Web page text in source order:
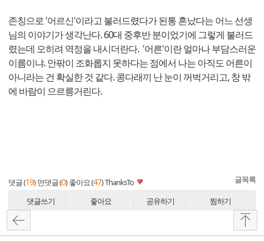
존칭으로 '어르신'이라고 불러드렸다가 된통 혼났다는 어느 선생
님의 이야기가 생각난다. 60대 중후반 분이었기에 그렇게 불러드
렸는데 오히려 역정을 내시더란다. '어른'이란 얼마나 부담스러운
이름이냐. 안팎이 조화롭지 못하다는 점에서 나는 아직도 어른이
아니라는 건 확실한 것 같다. 콩다래끼 난 눈이 꺼벅거리고, 창 밖
에 바람이 으르릉거린다.
댓글 (19) 먼댓글 (0) 좋아요 (47)ThanksTo 글목록
댓글쓰기 좋아요 공유하기 찜하기